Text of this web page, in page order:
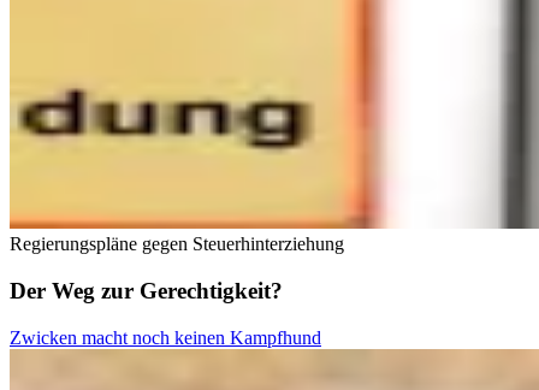
Regierungspläne gegen Steuerhinterziehung
Der Weg zur Gerechtigkeit?
Zwicken macht noch keinen Kampfhund